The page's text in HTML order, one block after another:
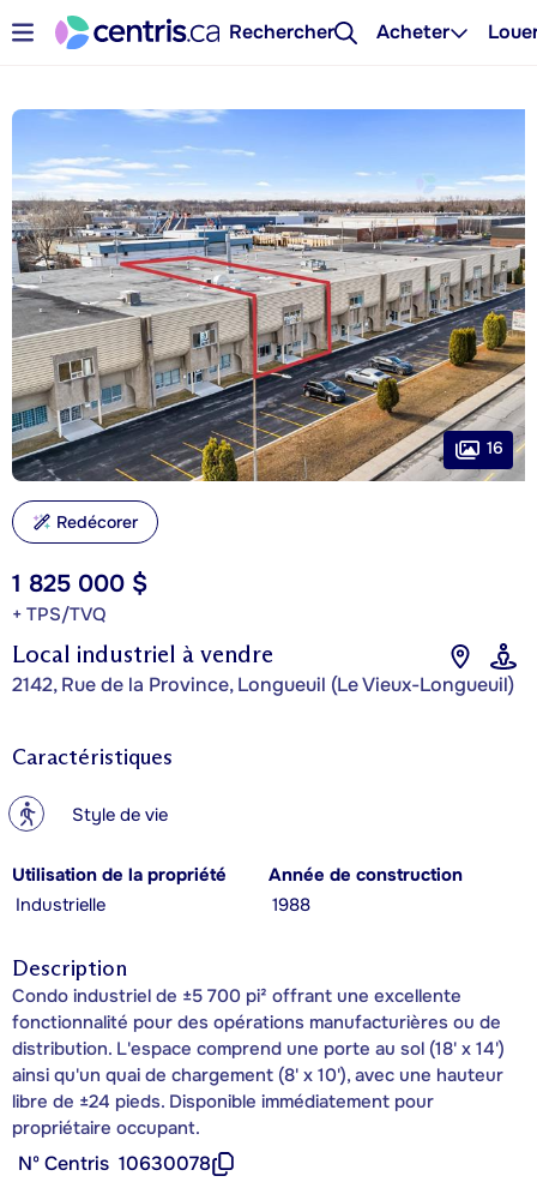
Rechercher Acheter
Local industriel à vendre
2142, Rue de la Province, Longueuil (Le Vieux-Longueuil)
1 825 000 $
+ TPS/TVQ
16
Redécorer
Caractéristiques
? Style de vie
Utilisation de la propriété
Industrielle
Année de construction
1988
Description
Condo industriel de ±5 700 pi² offrant une excellente
fonctionnalité pour des opérations manufacturières ou de
distribution. L'espace comprend une porte au sol (18' x 14')
ainsi qu'un quai de chargement (8' x 10'), avec une hauteur
libre de ±24 pieds. Disponible immédiatement pour
propriétaire occupant.
Nº Centris 10630078